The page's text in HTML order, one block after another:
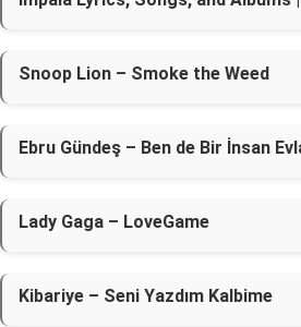
Snoop Lion – Smoke the Weed
Ebru Gündeş – Ben de Bir İnsan
Lady Gaga – LoveGame
Kibariye – Seni Yazdım Kalbime